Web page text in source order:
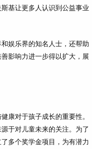
基让更多人认识到公益事业
娱乐界的知名人士，还帮助
影响力进一步得以扩大，展
康对于孩子成长的重要性。
于对儿童未来的关注。为了
多个奖学金项目，为有潜力